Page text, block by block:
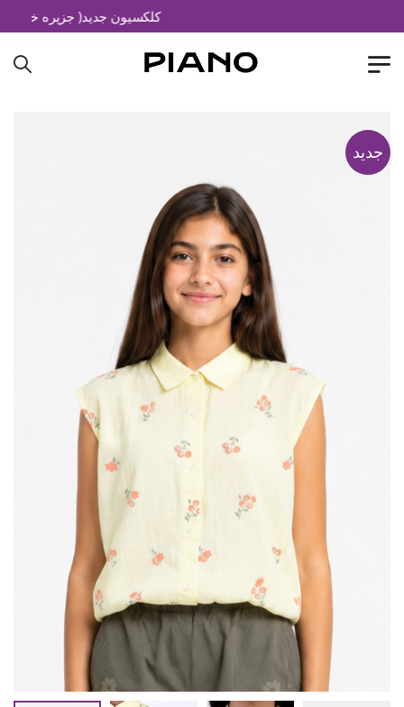
کلکسیون جدید( جزیره خیال)
جدید